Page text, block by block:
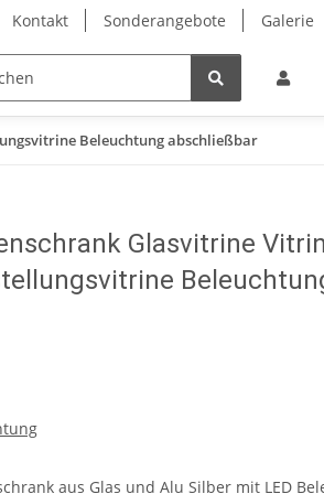
Kontakt Sonderangebote Galerie
Eckvitrinen Hochglanz Design
Beleuchtung abschließbar
Glasvitrine
aus Glas und Alu Silber mit LED